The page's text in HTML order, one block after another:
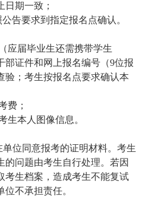
期一致；
告要求到指定报名点确认。
应届毕业生还需携带学生
部证件和网上报名编号（9位报
验；考生按报名点要求确认本
费；
生本人图像信息。
位同意报考的证明材料。考生
问题由考生自行处理。若因
考生档案，造成考生不能复试
不承担责任。